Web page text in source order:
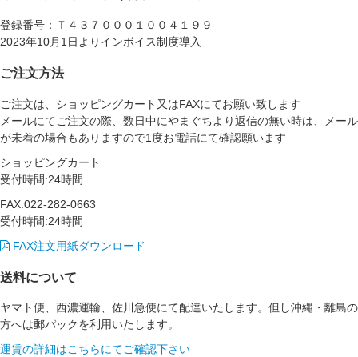
登録番号：Ｔ４３７０００１００４１９９
2023年10月1日よりインボイス制度導入
ご注文方法
ご注文は、ショッピングカート又はFAXにてお願い致します
メールにてご注文の際、数日中にやまぐちより返信の無い時は、メール
が未着の場合もありますので1度お電話にて確認願います
ショッピングカート
受付時間:24時間
FAX:022-282-0663
受付時間:24時間
FAX注文用紙ダウンロード
送料について
ヤマト便、西濃運輸、佐川急便にて配達いたします。但し沖縄・離島の
方へは郵パックを利用いたします。
運賃の詳細はこちらにてご確認下さい